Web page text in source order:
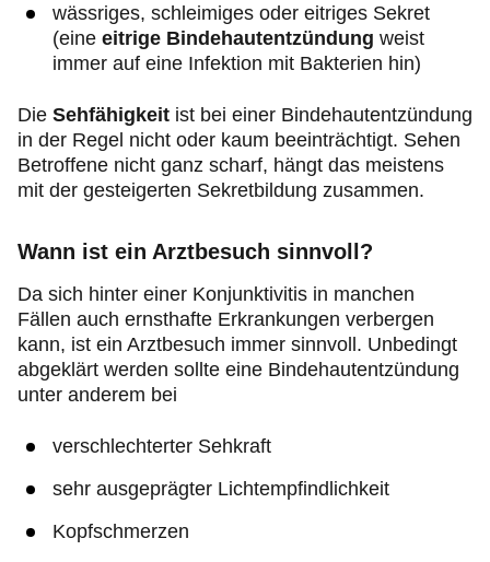
wässriges, schleimiges oder eitriges Sekret
(eine eitrige Bindehautentzündung weist
immer auf eine Infektion mit Bakterien hin)
Die Sehfähigkeit ist bei einer Bindehautentzündung
in der Regel nicht oder kaum beeinträchtigt. Sehen
Betroffene nicht ganz scharf, hängt das meistens
mit der gesteigerten Sekretbildung zusammen.
Wann ist ein Arztbesuch sinnvoll?
Da sich hinter einer Konjunktivitis in manchen
Fällen auch ernsthafte Erkrankungen verbergen
kann, ist ein Arztbesuch immer sinnvoll. Unbedingt
abgeklärt werden sollte eine Bindehautentzündung
unter anderem bei
verschlechterter Sehkraft
sehr ausgeprägter Lichtempfindlichkeit
Kopfschmerzen